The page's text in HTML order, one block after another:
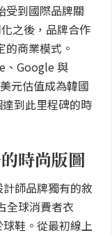
受到國際品牌關
之後，品牌合作
商業模式。
、Google 與
元估值成為韓國
到此里程碑的時
時尚版圖
師品牌獨有的敘
全球消費者衣
鞋。從最初線上